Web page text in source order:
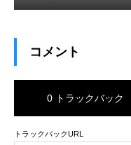
コメント
0 トラックバック
トラックバックURL